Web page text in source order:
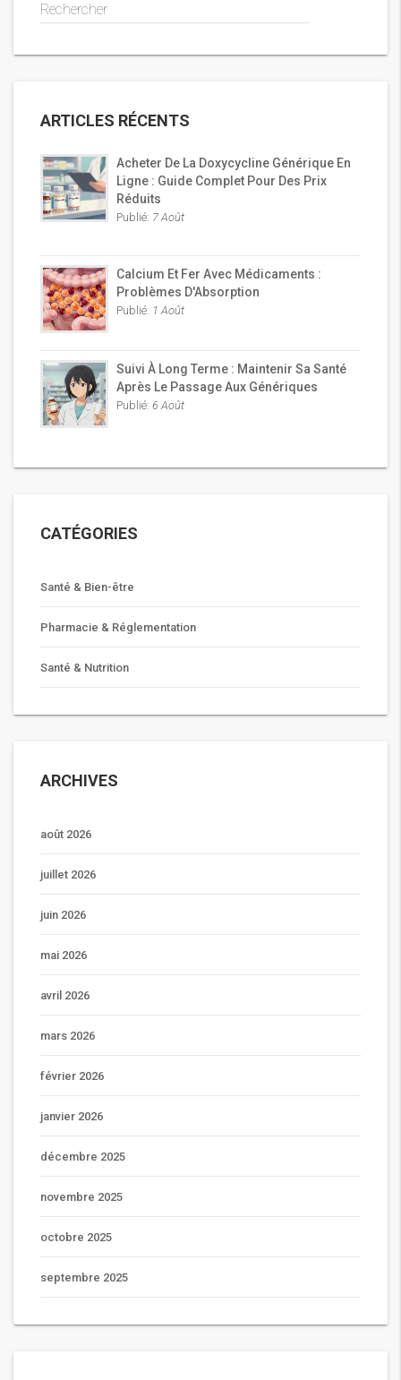
Rechercher
ARTICLES RÉCENTS
Acheter De La Doxycycline Générique En
Ligne : Guide Complet Pour Des Prix
Réduits
Publié: 7 Août
Calcium Et Fer Avec Médicaments :
Problèmes D'Absorption
Publié: 1 Août
Suivi À Long Terme : Maintenir Sa Santé
Après Le Passage Aux Génériques
Publié: 6 Août
CATÉGORIES
Santé & Bien-être
Pharmacie & Réglementation
Santé & Nutrition
ARCHIVES
août 2026
juillet 2026
juin 2026
mai 2026
avril 2026
mars 2026
février 2026
janvier 2026
décembre 2025
novembre 2025
octobre 2025
septembre 2025